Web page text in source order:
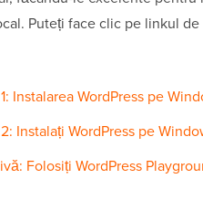
Puteți face clic pe linkul
Instalarea WordPress pe
Instalați WordPress pe
Folosiți WordPress